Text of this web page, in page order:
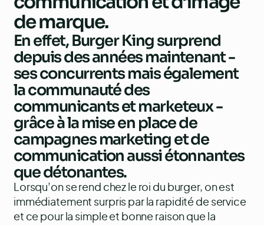
de marque.
En effet, Burger King surprend
depuis des années maintenant -
ses concurrents mais également
la communauté des
communicants et marketeux -
grâce à la mise en place de
campagnes marketing et de
communication aussi étonnantes
que détonantes.
Lorsqu’on se rend chez le roi du burger, on est
immédiatement surpris par la rapidité de service
et ce pour la simple et bonne raison que la